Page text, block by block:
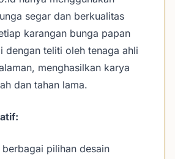
segar dan berkualitas
karangan bunga papan
dengan teliti oleh tenaga ahli
menghasilkan karya
dan tahan lama.
berbagai pilihan desain